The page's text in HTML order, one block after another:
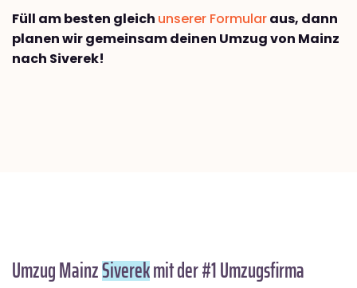
Füll am besten gleich unserer Formularaus, dann
planen wir gemeinsam deinen Umzug von Mainz
nach Siverek!
Umzug MainzSiverekmit der #1 Umzugsfirma